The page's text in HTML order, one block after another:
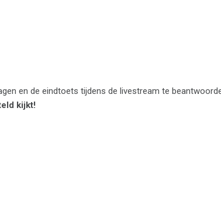
en de eindtoets tijdens de livestream te
kijkt!